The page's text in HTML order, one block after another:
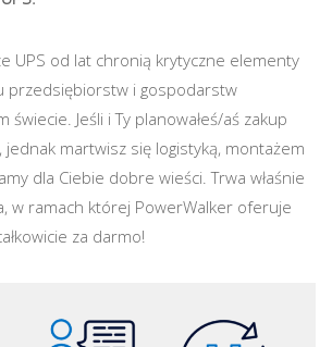
UPS od lat chronią krytyczne elementy
przedsiębiorstw i gospodarstw
świecie. Jeśli i Ty planowałeś/aś zakup
jednak martwisz się logistyką, montażem
dla Ciebie dobre wieści. Trwa właśnie
w ramach której PowerWalker oferuje
za darmo!